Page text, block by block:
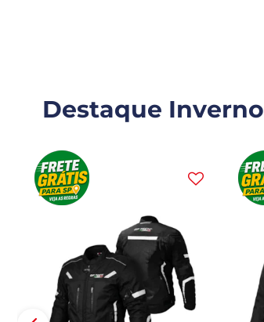
Destaque Inverno